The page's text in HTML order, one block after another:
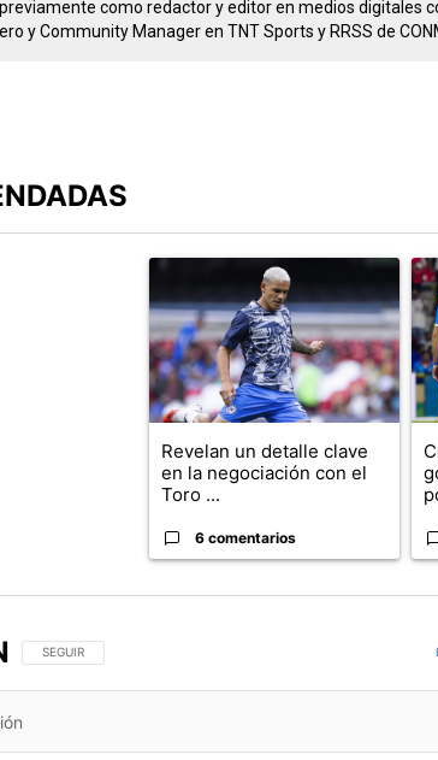
como redactor y editor en medios digitales
y Community Manager en TNT Sports y RRSS de
con más comentarios en los últimos 7 días.
Un artículo de tendencia con el
Revelan un detalle clave
en la negociación con el
Toro ...
6 comentarios
Un
SIGA ESTA CONVERSACIÓN PARA RECIBIR NOTIFICACIONES
SEGUIR